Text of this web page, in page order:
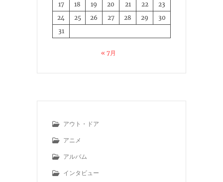
17
18 19 20 21 22
23
24
25 26 27 28 29
30
31
« 7月
アウト・ドア
アニメ
アルバム
インタビュー